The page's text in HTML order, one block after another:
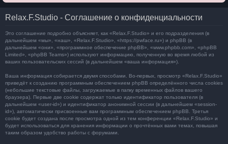
Relax.F.Studio - Соглашение о конфиденциальности
Это соглашение подробно объясняет, как «Relax.F.Studio» и его подразделения (в
дальнейшем «мы», «наш», «Relax.F.Studio», «https://pwface.ru») и phpBB (в
дальнейшем «они», «программное обеспечение phpBB», «www.phpbb.com», «phpBB
Limited», «phpBB Teams») используют информацию, полученную во время любой из
ваших пользовательских сессий (в дальнейшем «ваша информация»).
Ваша информация собирается двумя способами. Во-первых, просмотр «Relax.F.Studio»
приведёт к созданию программным обеспечением phpBB определённого числа cookies
(небольшие текстовые файлы, загружаемые в папку временных файлов вашего
браузера). Первые две cookie содержат только идентификатор пользователя (в
дальнейшем «user-id») и идентификатор анонимной сессии (в дальнейшем «session-
id»), автоматически присвоенные вам программным обеспечением phpBB. Третья
cookie будет создана после просмотра одной из тем конференции «Relax.F.Studio» и
будет использоваться для хранения информации о прочтённых вами темах, повышая
таким образом удобство работы с форумами.